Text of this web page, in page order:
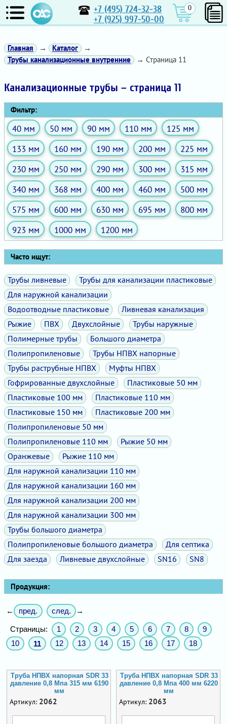
+7 (495) 724-32-38
+7 (925) 997-50-00
0
Главная → Каталог
→
Трубы канализационные внутренние
→ Страница 11
Канализационные трубы – страница 11
Фильтр:
40 мм 50 мм 90 мм 110 мм
125 мм
133 мм
160 мм 190 мм 200 мм
225 мм
230 мм
250 мм 290 мм 300 мм
315 мм
340 мм
368 мм 400 мм 460 мм
500 мм
575 мм
600 мм 630 мм 695 мм
800 мм
923 мм
1000 мм 1200 мм
Часто ищут:
Трубы ливневые
Трубы для канализации пластиковые
Для наружной канализации
Водоотводные пластиковые
Ливневая канализация
Рыжие
ПВХ Двухслойные
Трубы наружные
Полимерные трубы
Большого диаметра
Полипропиленовые
Трубы НПВХ напорные
Трубы раструбные НПВХ
Муфты НПВХ
Гофрированные двухслойные
Пластиковые 50 мм
Пластиковые 100 мм
Пластиковые 110 мм
Пластиковые 150 мм
Пластиковые 200 мм
Полипропиленовые 50 мм
Полипропиленовые 110 мм
Рыжие 50 мм
Оранжевые
Рыжие 110 мм
Для наружной канализации 110 мм
Для наружной канализации 160 мм
Для наружной канализации 200 мм
Для наружной канализации 300 мм
Трубы большого диаметра
Полипропиленовые большого диаметра
Для септика
Для заезда
Ливневые двухслойные SN16 SN8
Продукция:
← пред. след. →
Страницы: 1 2 3 4 5 6 7 8
9
10
11 12 13 14 15 16 17 18
Труба НПВХ напорная SDR 33
давление 0,8 Мпа 315 мм 6190
мм
Артикул: 2062
Труба НПВХ напорная SDR 33
давление 0,8 Мпа 400 мм 6220
мм
Артикул: 2063